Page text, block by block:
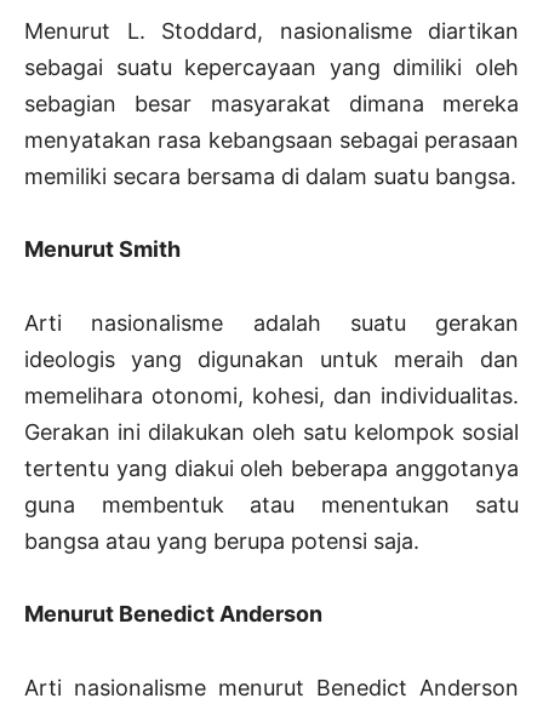
Menurut L. Stoddard, nasionalisme diartikan
sebagai suatu kepercayaan yang dimiliki oleh
sebagian besar masyarakat dimana mereka
menyatakan rasa kebangsaan sebagai perasaan
memiliki secara bersama di dalam suatu bangsa.
Menurut Smith
Arti nasionalisme adalah suatu gerakan
ideologis yang digunakan untuk meraih dan
memelihara otonomi, kohesi, dan individualitas.
Gerakan ini dilakukan oleh satu kelompok sosial
tertentu yang diakui oleh beberapa anggotanya
guna membentuk atau menentukan satu
bangsa atau yang berupa potensi saja.
Menurut Benedict Anderson
Arti nasionalisme menurut Benedict Anderson